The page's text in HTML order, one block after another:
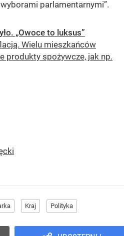
parlamentarnymi”.
„Owoce to luksus”
Wielu mieszkańców
produkty spożywcze, jak np.
Kraj Polityka